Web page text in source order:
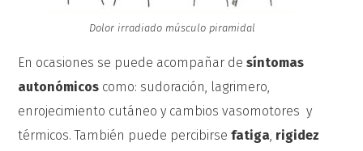
Dolor irradiado músculo piramidal
En ocasiones se puede acompañar desíntomas
autonómicos como: sudoración, lagrimero,
enrojecimiento cutáneo y cambios vasomotores y
térmicos. También puede percibirsefatiga, rigidez